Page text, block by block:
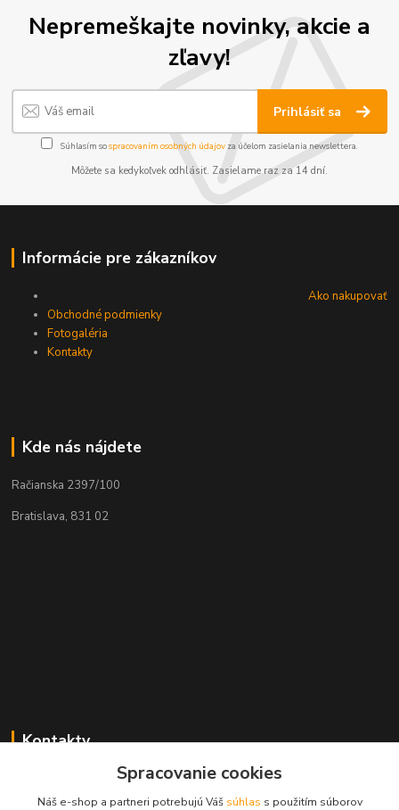
Nepremeškajte novinky, akcie a
zľavy!
Prihlásiť sa
Súhlasím sospracovaním osobných údajov za účelom zasielania newslettera.
Môžete sa kedykoľvek odhlásiť. Zasielame raz za 14 dní.
Informácie pre zákazníkov
Ako nakupovať
Obchodné podmienky
Fotogaléria
Kontakty
Kde nás nájdete
Račianska 2397/100
Bratislava, 831 02
Kontakty
Zákaznícka podpora MADPARTS
+421 903 566 139
Spracovanie cookies
Náš e-shop a partneri potrebujú Váš súhlas s použitím súborov